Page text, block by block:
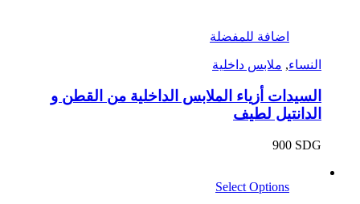
اضافة للمفضلة
النساء, ملابس داخلية
السيدات أزياء الملابس الداخلية من القطن و
الدانتيل لطيف
900 SDG
Select Options